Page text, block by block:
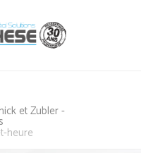
et Zubler -
heure